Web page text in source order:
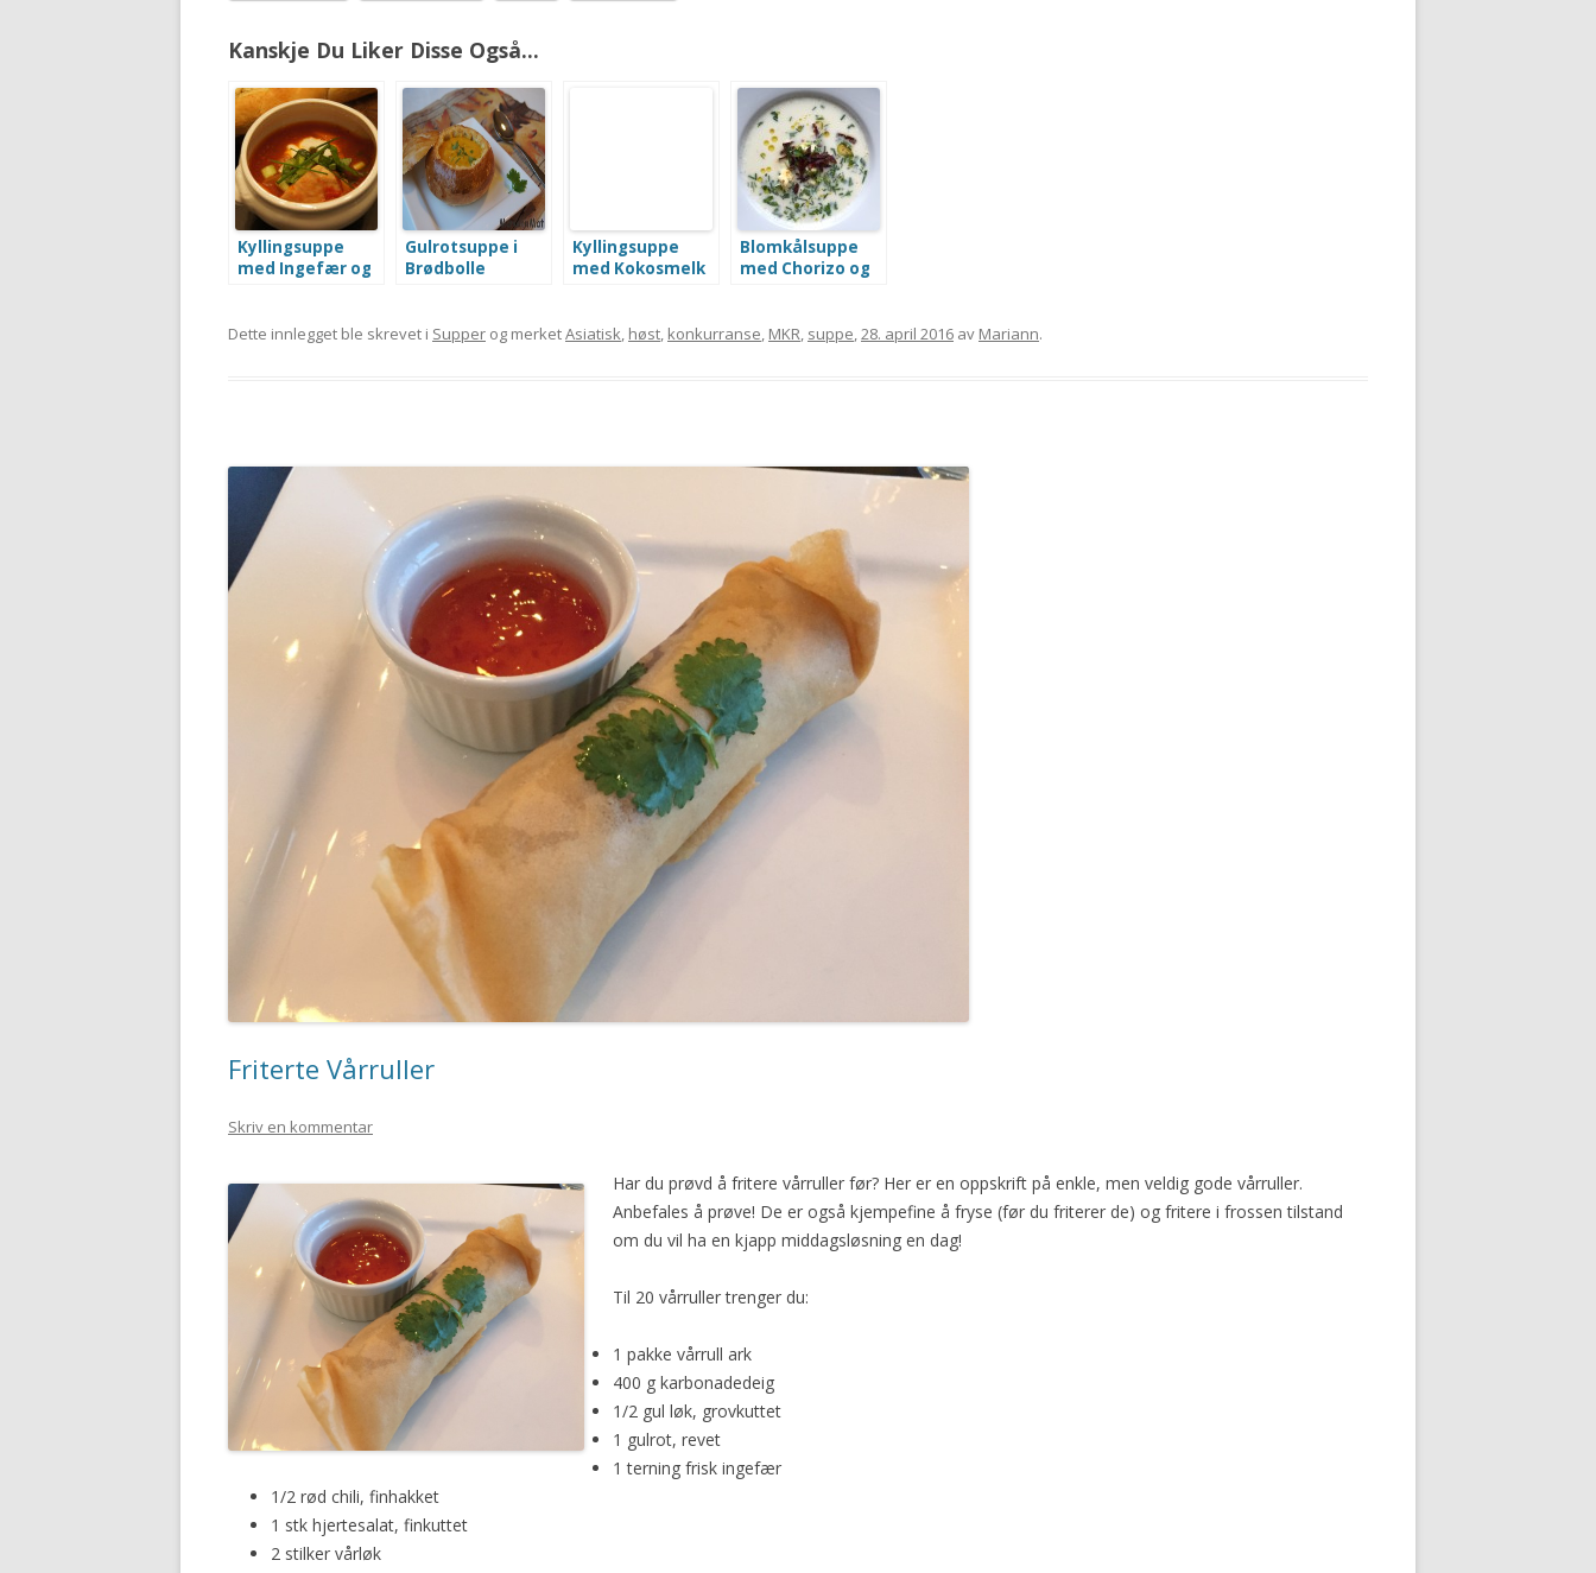
Kanskje Du Liker Disse Også...
Kyllingsuppe
med Ingefær og
Gulrotsuppe i
Brødbolle
Kyllingsuppe
med Kokosmelk
Blomkålsuppe
med Chorizo og
Dette innlegget ble skrevet i Supper og merketAsiatisk, høst, konkurranse, MKR, suppe,28. april 2016 av Mariann.
Friterte Vårruller
Skriv en kommentar
Har du prøvd å fritere vårruller før? Her er en oppskrift på enkle, men veldig gode vårruller.
Anbefales å prøve! De er også kjempefine å fryse (før du friterer de) og fritere i frossen tilstand
om du vil ha en kjapp middagsløsning en dag!
Til 20 vårruller trenger du:
1 pakke vårrull ark
400 g karbonadedeig
1/2 gul løk, grovkuttet
1 gulrot, revet
1 terning frisk ingefær
1/2 rød chili, finhakket
1 stk hjertesalat, finkuttet
2 stilker vårløk